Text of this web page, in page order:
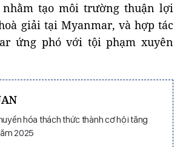
tạo môi trường thuận lợi
giải tại Myanmar, và hợp tác
ứng phó với tội phạm xuyên
hóa thách thức thành cơ hội tăng
2025